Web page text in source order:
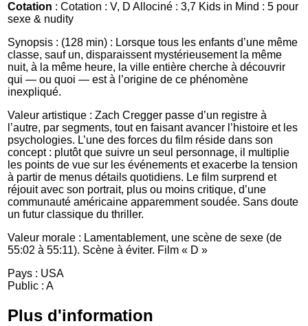
Cotation : Cotation : V, D Allociné : 3,7 Kids in Mind : 5 pour
sexe & nudity
Synopsis : (128 min) : Lorsque tous les enfants d’une même
classe, sauf un, disparaissent mystérieusement la même
nuit, à la même heure, la ville entière cherche à découvrir
qui — ou quoi — est à l’origine de ce phénomène
inexpliqué.
Valeur artistique : Zach Cregger passe d’un registre à
l’autre, par segments, tout en faisant avancer l’histoire et les
psychologies. L’une des forces du film réside dans son
concept : plutôt que suivre un seul personnage, il multiplie
les points de vue sur les événements et exacerbe la tension
à partir de menus détails quotidiens. Le film surprend et
réjouit avec son portrait, plus ou moins critique, d’une
communauté américaine apparemment soudée. Sans doute
un futur classique du thriller.
Valeur morale : Lamentablement, une scène de sexe (de
55:02 à 55:11). Scène à éviter. Film « D »
Pays : USA
Public : A
Plus d'information